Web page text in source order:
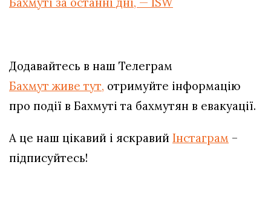
Додавайтесь в наш Телеграм
Бахмут живе тут, отримуйте інформацію
про події в Бахмуті та бахмутян в евакуації.
А це наш цікавий і яскравий Інстаграм –
підписуйтесь!